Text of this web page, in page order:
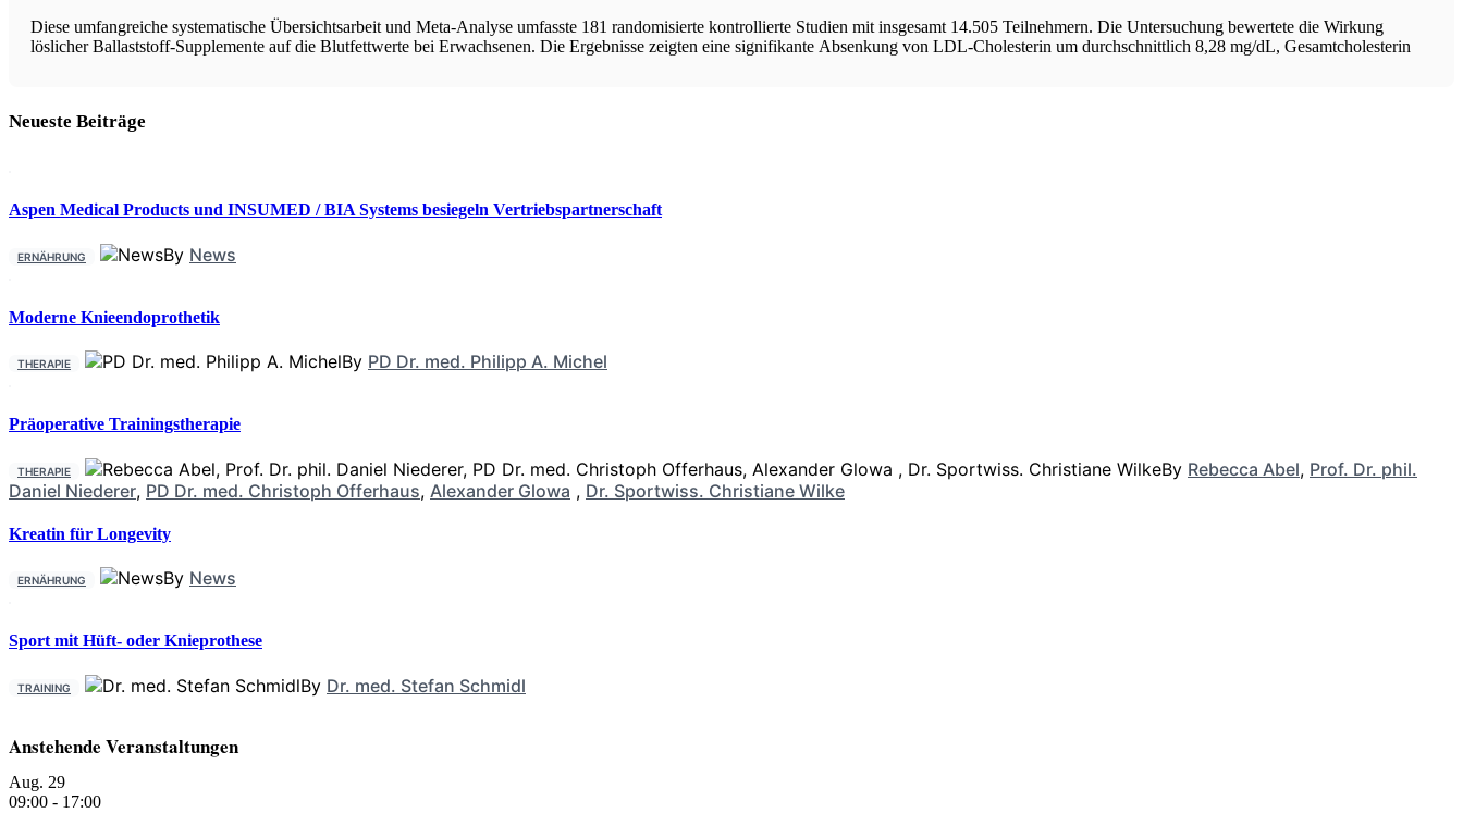
Diese umfangreiche systematische Übersichtsarbeit und Meta-Analyse umfasste 181 randomisierte kontrollierte Studien mit insgesamt 14.505 Teilnehmern. Die Untersuchung bewertete die Wirkung
löslicher Ballaststoff-Supplemente auf die Blutfettwerte bei Erwachsenen. Die Ergebnisse zeigten eine signifikante Absenkung von LDL-Cholesterin um durchschnittlich 8,28 mg/dL, Gesamtcholesterin
Neueste Beiträge
Aspen Medical Products und INSUMED / BIA Systems besiegeln Vertriebspartnerschaft
ERNÄHRUNG By News
Moderne Knieendoprothetik
THERAPIE By PD Dr. med. Philipp A. Michel
Präoperative Trainingstherapie
THERAPIE By Rebecca Abel, Prof. Dr. phil.
Daniel Niederer, PD Dr. med. Christoph Offerhaus, Alexander Glowa , Dr. Sportwiss. Christiane Wilke
Kreatin für Longevity
ERNÄHRUNG By News
Sport mit Hüft- oder Knieprothese
TRAINING By Dr. med. Stefan Schmidl
Anstehende Veranstaltungen
Aug. 29
09:00 - 17:00